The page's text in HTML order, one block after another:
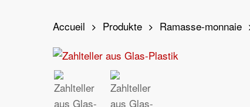
Accueil Produkte Ramasse-monnaie